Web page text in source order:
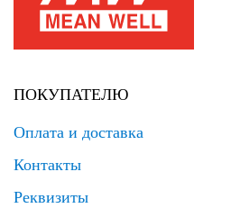
ПОКУПАТЕЛЮ
Оплата и доставка
Контакты
Реквизиты